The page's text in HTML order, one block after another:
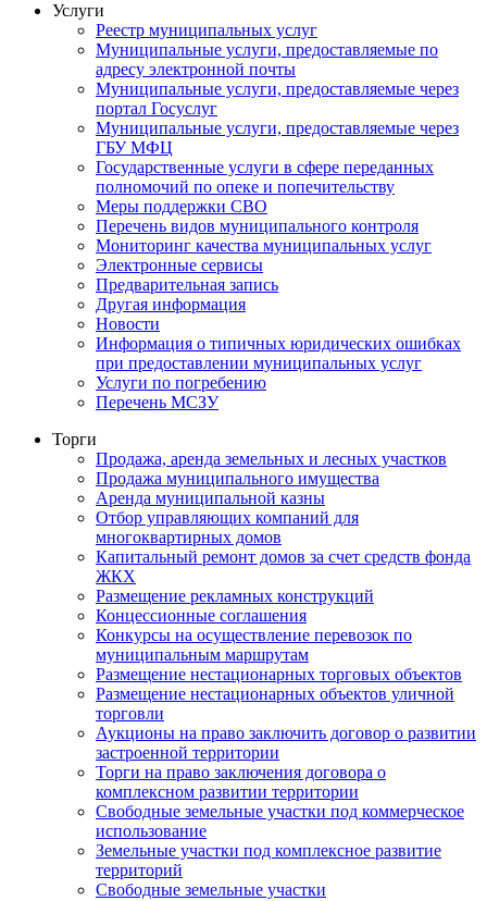
Услуги
Реестр муниципальных услуг
Муниципальные услуги, предоставляемые по
адресу электронной почты
Муниципальные услуги, предоставляемые через
портал Госуслуг
Муниципальные услуги, предоставляемые через
ГБУ МФЦ
Государственные услуги в сфере переданных
полномочий по опеке и попечительству
Меры поддержки СВО
Перечень видов муниципального контроля
Мониторинг качества муниципальных услуг
Электронные сервисы
Предварительная запись
Другая информация
Новости
Информация о типичных юридических ошибках
при предоставлении муниципальных услуг
Услуги по погребению
Перечень МСЗУ
Торги
Продажа, аренда земельных и лесных участков
Продажа муниципального имущества
Аренда муниципальной казны
Отбор управляющих компаний для
многоквартирных домов
Капитальный ремонт домов за счет средств фонда
ЖКХ
Размещение рекламных конструкций
Концессионные соглашения
Конкурсы на осуществление перевозок по
муниципальным маршрутам
Размещение нестационарных торговых объектов
Размещение нестационарных объектов уличной
торговли
Аукционы на право заключить договор о развитии
застроенной территории
Торги на право заключения договора о
комплексном развитии территории
Свободные земельные участки под коммерческое
использование
Земельные участки под комплексное развитие
территорий
Свободные земельные участки